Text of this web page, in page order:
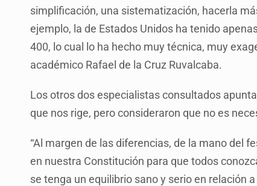
simplificación, una sistematización, hacerla
ejemplo, la de Estados Unidos ha tenido
400, lo cual lo ha hecho muy técnica, muy
académico Rafael de la Cruz Ruvalcaba.
Los otros dos especialistas consultados
que nos rige, pero consideraron que no es
“Al margen de las diferencias, de la mano del
en nuestra Constitución para que todos
se tenga un equilibrio sano y serio en relación